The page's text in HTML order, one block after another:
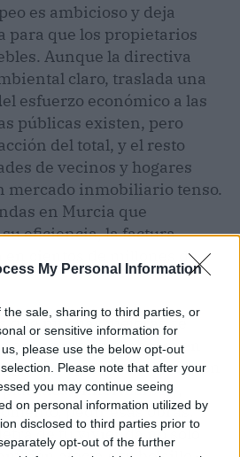
My Personal Information
sale, sharing to third parties, or
or sensitive information for
please use the below opt-out
Please note that after your
you may continue seeing
on personal information utilized by
disclosed to third parties prior to
opt-out of the further
es ambicioso y deja
para que los propietarios
Aunque la directiva
claro, traslada una
esfuerzo económico a las
públicas existen, pero
del total, y el resto
de vecinos y hogares
mercado inmobiliario tenso.
en Murcia que
eficiencia, la factura
en cientos de millones de
que muchas mejoras se
años gracias al ahorro en
gas. Los propietarios tienen
informarse y,
pedir esas obras.
de tu vivienda no solo